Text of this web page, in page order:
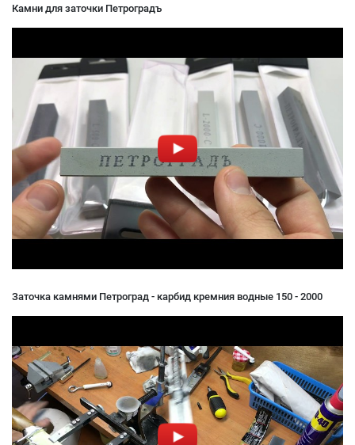
Камни для заточки Петроградъ
Заточка камнями Петроград - карбид кремния водные 150 - 2000